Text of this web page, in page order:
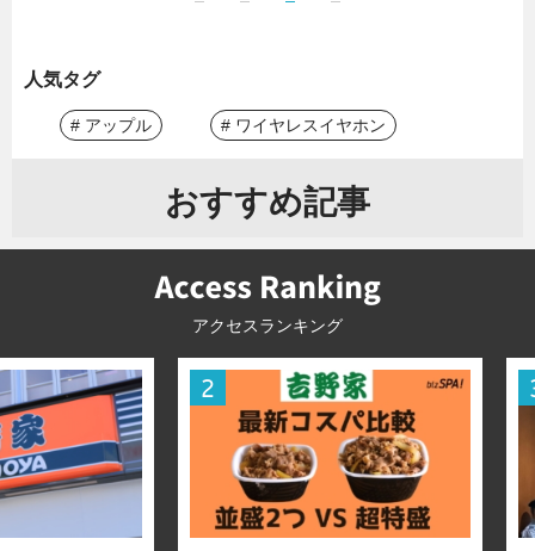
人気タグ
# アップル # ワイヤレスイヤホン
おすすめ記事
アクセスランキング